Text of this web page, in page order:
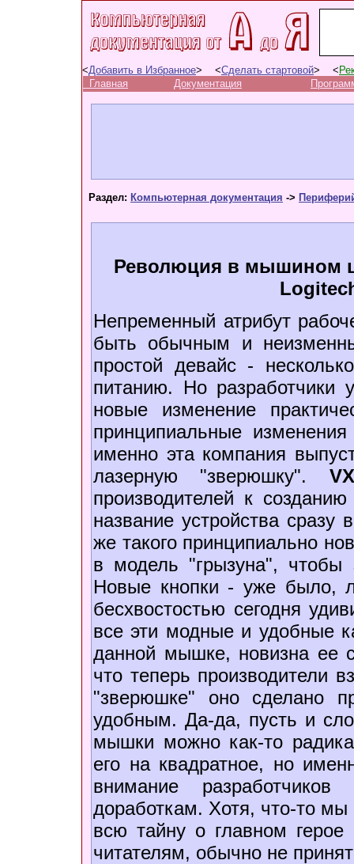
<Добавить в Избранное> <Сделать стартовой> <
Главная
Документация
Раздел: Компьютерная документация ->
Революция в мышином
Непременный атрибут
быть обычным и
простой девайс -
питанию. Но разработчики
новые изменение
принципиальные
именно эта компания
лазерную "зверюшку".
производителей к
название устройства сразу
же такого принципиально
в модель "грызуна", чтобы
Новые кнопки - уже было,
бесхвостостью сегодня
все эти модные и удобные
данной мышке, новизна ее
что теперь производители
"зверюшке" оно сделано
удобным. Да-да, пусть и
мышки можно как-то
его на квадратное, но
внимание
доработкам. Хотя, что-то
всю тайну о главном
читателям, обычно не